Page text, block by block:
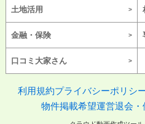
土地活用
金融・保険
口コミ大家さん
利用規約プライバシーポリシ
物件掲載希望運営退会・